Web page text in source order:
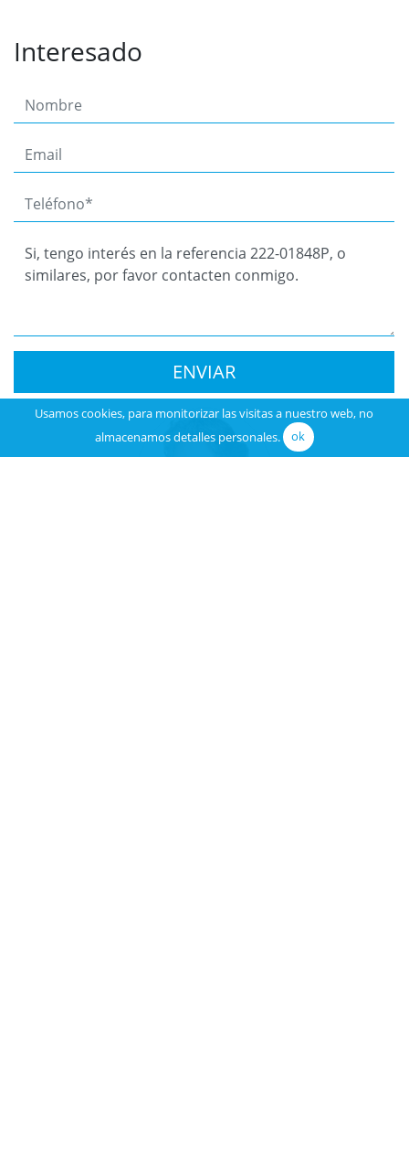
Interesado
ENVIAR
Usamos cookies, para monitorizar las visitas a nuestro web, no
almacenamos detalles personales.
ok